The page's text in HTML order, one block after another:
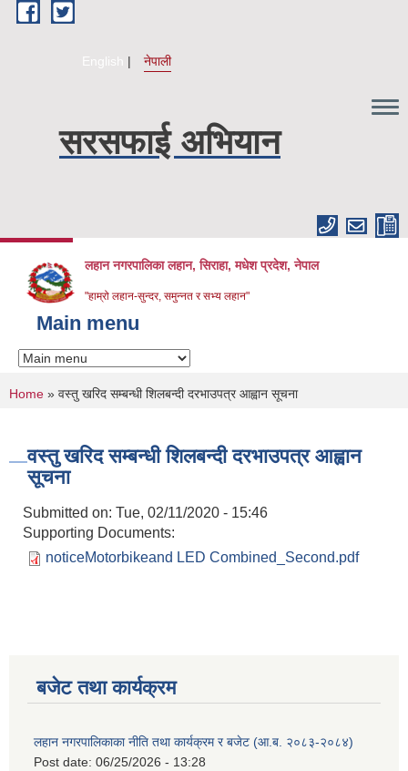
Skip to main content
English नेपाली
सरसफाई अभियान
लहान नगरपालिका लहान, सिराहा, मधेश प्रदेश, नेपाल
"हाम्रो लहान-सुन्दर, समुन्नत र सभ्य लहान"
Main menu
You are here
Home » वस्तु खरिद सम्बन्धी शिलबन्दी दरभाउपत्र आह्वान सूचना
वस्तु खरिद सम्बन्धी शिलबन्दी दरभाउपत्र आह्वान
सूचना
Submitted on: Tue, 02/11/2020 - 15:46
Supporting Documents:
noticeMotorbikeand LED Combined_Second.pdf
बजेट तथा कार्यक्रम
लहान नगरपालिकाका नीति तथा कार्यक्रम र बजेट (आ.ब. २०८३-२०८४)
Post date: 06/25/2026 - 13:28